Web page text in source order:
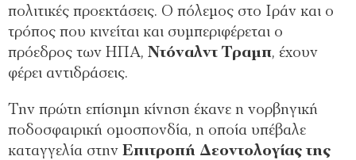
πολιτικές προεκτάσεις. Ο πόλεμος στο Ιράν και ο
τρόπος που κινείται και συμπεριφέρεται ο
πρόεδρος των ΗΠΑ, Ντόναλντ Τραμπ, έχουν
φέρει αντιδράσεις.
Την πρώτη επίσημη κίνηση έκανε η νορβηγική
ποδοσφαιρική ομοσπονδία, η οποία υπέβαλε
καταγγελία στην Επιτροπή Δεοντολογίας της